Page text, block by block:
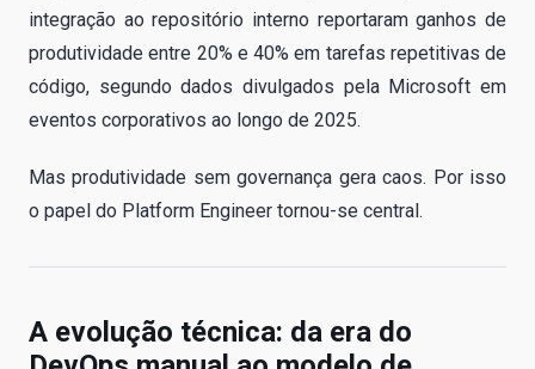
integração ao repositório interno reportaram ganhos de
produtividade entre 20% e 40% em tarefas repetitivas de
código, segundo dados divulgados pela Microsoft em
eventos corporativos ao longo de 2025.
Mas produtividade sem governança gera caos. Por isso
o papel do Platform Engineer tornou-se central.
A evolução técnica: da era do